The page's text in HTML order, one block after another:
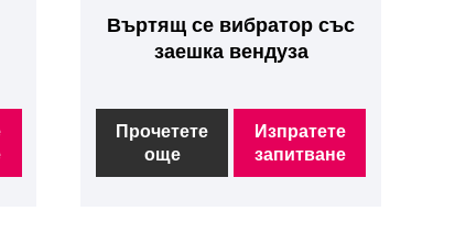
Въртящ се вибратор със
заешка вендуза
Прочетете
още
Изпратете
запитване